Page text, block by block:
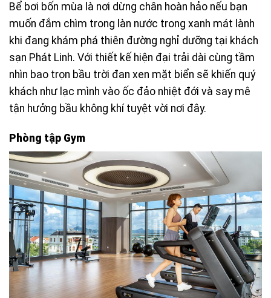
Bể bơi bốn mùa là nơi dừng chân hoàn hảo nếu bạn
muốn đắm chìm trong làn nước trong xanh mát lành
khi đang khám phá thiên đường nghỉ dưỡng tại khách
sạn Phát Linh. Với thiết kế hiện đại trải dài cùng tầm
nhìn bao trọn bầu trời đan xen mặt biển sẽ khiến quý
khách như lạc mình vào ốc đảo nhiệt đới và say mê
tận hưởng bầu không khí tuyệt vời nơi đây.
Phòng tập Gym